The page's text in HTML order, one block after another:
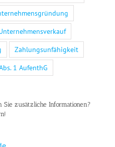
Zahlungsunfähigkeit
1 AufenthG
Sie zusätzliche Informationen?